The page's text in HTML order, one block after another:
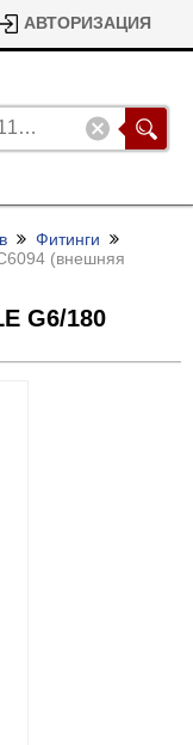
АВТОРИЗАЦИЯ
Фитинги
(внешняя
G6/180